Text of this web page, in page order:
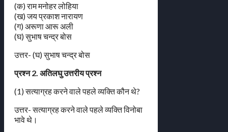
(क) राम मनोहर लोहिया
(ख) जय प्रकाश नारायण
(ग) अरूणा आरू अली
(घ) सुभाष चन्द्र बोस
उत्तर- (घ) सुभाष चन्द्र बोस
प्रश्न 2. अतिलघु उत्तरीय प्रश्न
(1) सत्याग्रह करने वाले पहले व्यक्ति कौन थे?
उत्तर- सत्याग्रह करने वाले पहले व्यक्ति विनोबा
भावे थे।